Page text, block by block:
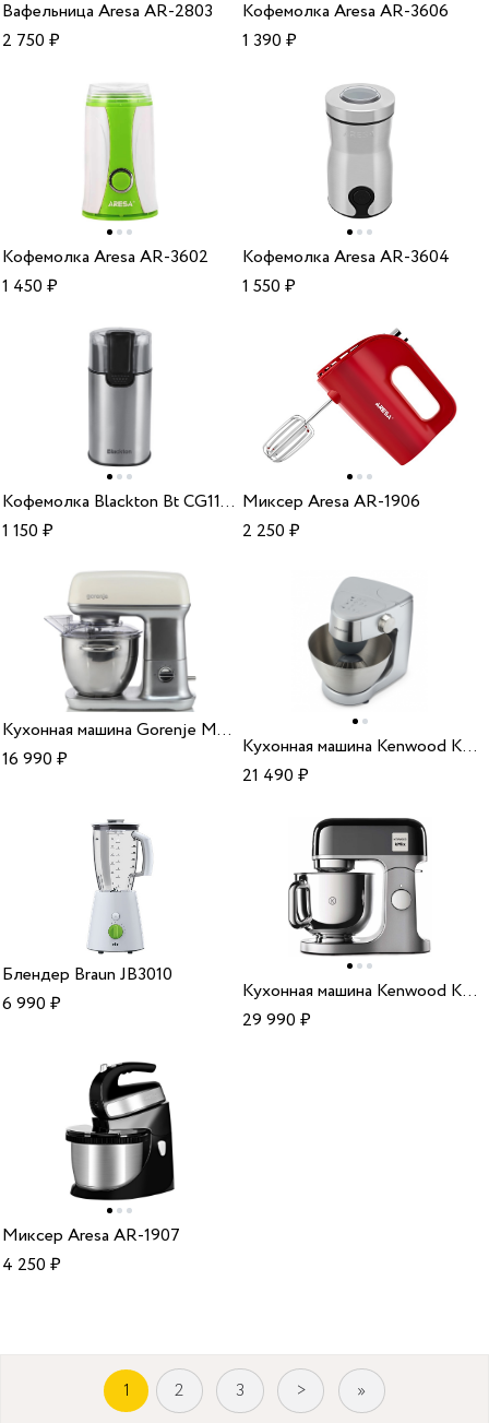
Вафельница Aresa AR-2803
2 750₽
Кофемолка Aresa AR-3606
1 390₽
Кофемолка Aresa AR-3602
1 450₽
Кофемолка Aresa AR-3604
1 550₽
Кофемолка Blackton Bt CG1114 metallic gray
1 150₽
Миксер Aresa AR-1906
2 250₽
Кухонная машина Gorenje MMC1000RL
16 990₽
Кухонная машина Kenwood KHC29.HOWH Prospero
21 490₽
Блендер Braun JB3010
6 990₽
Кухонная машина Kenwood KMX760BC
29 990₽
Миксер Aresa AR-1907
4 250₽
1 2 3 > »